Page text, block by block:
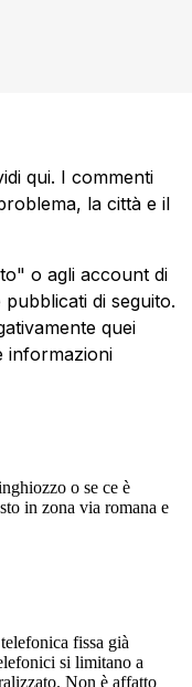
qui. I commenti
la città e il
o agli account di
di seguito.
quei
informazioni